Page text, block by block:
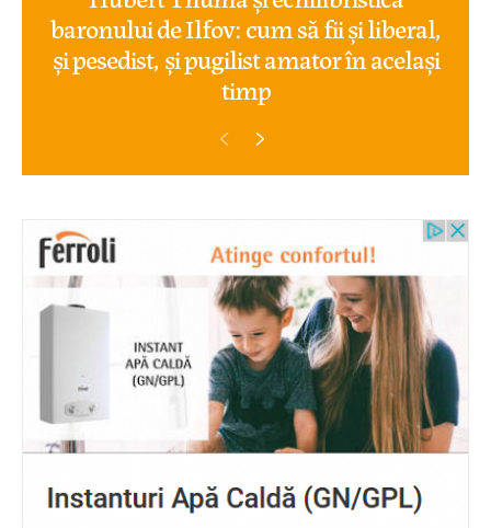
baronului de Ilfov: cum să fii și liberal,
și pesedist, și pugilist amator în același
timp